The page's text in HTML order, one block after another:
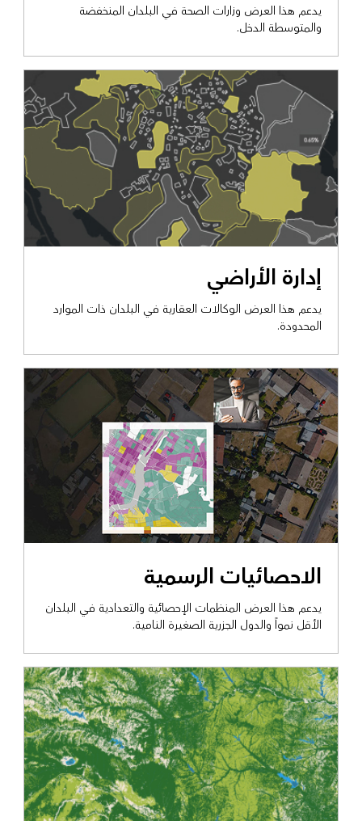
يدعم هذا العرض وزارات الصحة في البلدان المنخفضة
والمتوسطة الدخل.
عرض التمكين الحكومي
إدارة الأراضي
يدعم هذا العرض الوكالات العقارية في البلدان ذات الموارد
المحدودة.
الاحصائيات الرسمية
يدعم هذا العرض المنظمات الإحصائية والتعدادية في البلدان
الأقل نمواً والدول الجزرية الصغيرة النامية.